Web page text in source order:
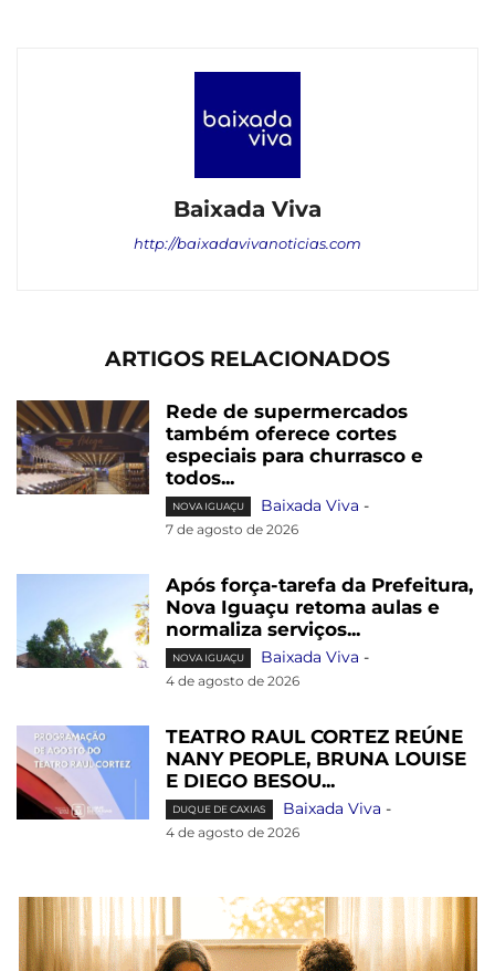
Baixada Viva
http://baixadavivanoticias.com
ARTIGOS RELACIONADOS
Rede de supermercados
também oferece cortes
especiais para churrasco e
todos...
NOVA IGUAÇU Baixada Viva -
7 de agosto de 2026
Após força-tarefa da Prefeitura,
Nova Iguaçu retoma aulas e
normaliza serviços...
NOVA IGUAÇU Baixada Viva -
4 de agosto de 2026
TEATRO RAUL CORTEZ REÚNE
NANY PEOPLE, BRUNA LOUISE
E DIEGO BESOU...
DUQUE DE CAXIAS Baixada Viva -
4 de agosto de 2026